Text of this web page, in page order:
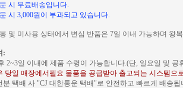
시 무료배송입니다.
시 3,000원이 부과되고 있습니다.
및 미사용 상태에서 변심 반품은 7일 이내 가능하며 왕
:
2~3일 이내에 제품 수령이 가능합니다.(단, 일요일 및
당일 매장에서필요 물품을 공급받아 출고되는 시스템
택배 사 "CJ 대한통운 택배"로 안전하고 빠르게 배송